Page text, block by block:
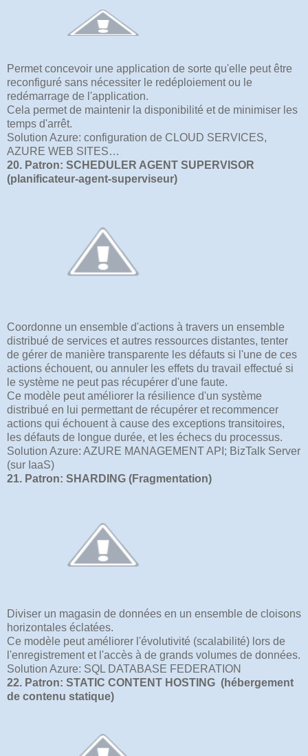
Permet concevoir une application de sorte qu'elle peut être
reconfiguré sans nécessiter le redéploiement ou le
redémarrage de l'application.
Cela permet de maintenir la disponibilité et de minimiser les
temps d'arrêt.
Solution Azure: configuration de CLOUD SERVICES,
AZURE WEB SITES…
20. Patron: SCHEDULER AGENT SUPERVISOR
(planificateur-agent-superviseur)
Coordonne un ensemble d'actions à travers un ensemble
distribué de services et autres ressources distantes, tenter
de gérer de manière transparente les défauts si l'une de ces
actions échouent, ou annuler les effets du travail effectué si
le système ne peut pas récupérer d'une faute.
Ce modèle peut améliorer la résilience d'un système
distribué en lui permettant de récupérer et recommencer
actions qui échouent à cause des exceptions transitoires,
les défauts de longue durée, et les échecs du processus.
Solution Azure: AZURE MANAGEMENT API; BizTalk Server
(sur IaaS)
21. Patron: SHARDING (Fragmentation)
Diviser un magasin de données en un ensemble de cloisons
horizontales éclatées.
Ce modèle peut améliorer l'évolutivité (scalabilité) lors de
l'enregistrement et l'accès à de grands volumes de données.
Solution Azure: SQL DATABASE FEDERATION
22. Patron: STATIC CONTENT HOSTING (hébergement
de contenu statique)